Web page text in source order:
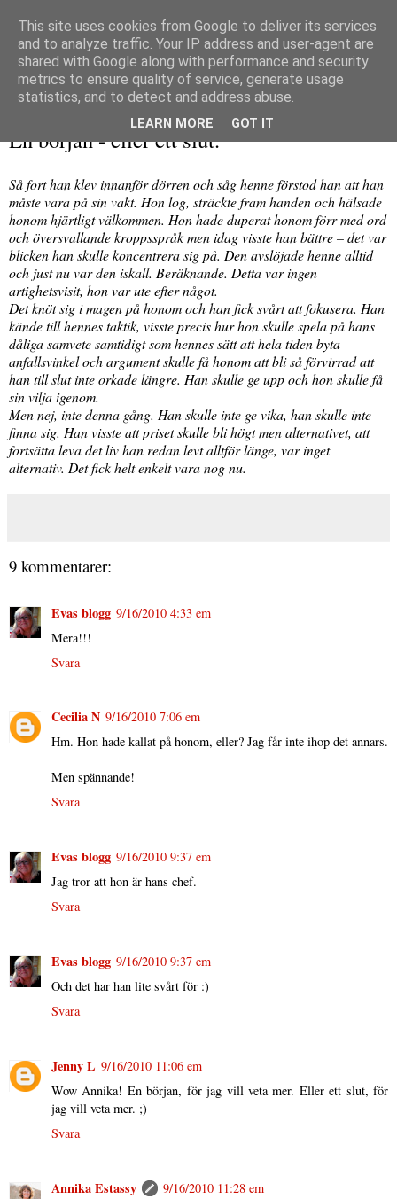
torsdag 16 september 2010
En början - eller ett slut.
Så fort han klev innanför dörren och såg henne förstod han att han
måste vara på sin vakt. Hon log, sträckte fram handen och hälsade
honom hjärtligt välkommen. Hon hade duperat honom förr med ord
och översvallande kroppsspråk men idag visste han bättre – det var
blicken han skulle koncentrera sig på. Den avslöjade henne alltid
och just nu var den iskall. Beräknande. Detta var ingen
artighetsvisit, hon var ute efter något.
Det knöt sig i magen på honom och han fick svårt att fokusera. Han
kände till hennes taktik, visste precis hur hon skulle spela på hans
dåliga samvete samtidigt som hennes sätt att hela tiden byta
anfallsvinkel och argument skulle få honom att bli så förvirrad att
han till slut inte orkade längre. Han skulle ge upp och hon skulle få
sin vilja igenom.
Men nej, inte denna gång. Han skulle inte ge vika, han skulle inte
finna sig. Han visste att priset skulle bli högt men alternativet, att
fortsätta leva det liv han redan levt alltför länge, var inget
alternativ. Det fick helt enkelt vara nog nu.
9 kommentarer:
Evas blogg 9/16/2010 4:33 em
Mera!!!
Svara
Cecilia N 9/16/2010 7:06 em
Hm. Hon hade kallat på honom, eller? Jag får inte ihop det annars.
Men spännande!
Svara
Evas blogg 9/16/2010 9:37 em
Jag tror att hon är hans chef.
Svara
Evas blogg 9/16/2010 9:37 em
Och det har han lite svårt för :)
Svara
Jenny L 9/16/2010 11:06 em
Wow Annika! En början, för jag vill veta mer. Eller ett slut, för
jag vill veta mer. ;)
Svara
Annika Estassy
9/16/2010 11:28 em
This site uses cookies from Google to deliver its services
and to analyze traffic. Your IP address and user-agent are
shared with Google along with performance and security
metrics to ensure quality of service, generate usage
statistics, and to detect and address abuse.
LEARN MORE GOT IT